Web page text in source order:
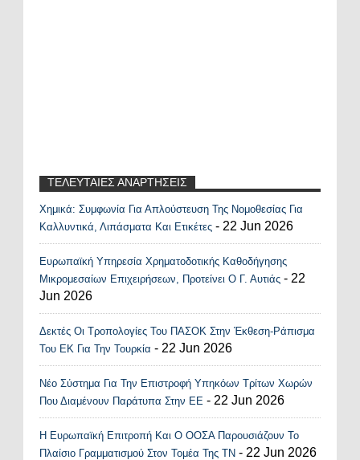
ΤΕΛΕΥΤΑΙΕΣ ΑΝΑΡΤΗΣΕΙΣ
Recent Posts Widget
Χημικά: Συμφωνία Για Απλούστευση Της Νομοθεσίας Για
Καλλυντικά, Λιπάσματα Και Ετικέτες - 22 Jun 2026
Ευρωπαϊκή Υπηρεσία Χρηματοδοτικής Καθοδήγησης
Μικρομεσαίων Επιχειρήσεων, Προτείνει Ο Γ. Αυτιάς - 22
Jun 2026
Δεκτές Οι Τροπολογίες Του ΠΑΣΟΚ Στην Έκθεση-Ράπισμα
Του ΕΚ Για Την Τουρκία - 22 Jun 2026
Νέο Σύστημα Για Την Επιστροφή Υπηκόων Τρίτων Χωρών
Που Διαμένουν Παράτυπα Στην ΕΕ - 22 Jun 2026
Η Ευρωπαϊκή Επιτροπή Και Ο ΟΟΣΑ Παρουσιάζουν Το
Πλαίσιο Γραμματισμού Στον Τομέα Της ΤΝ - 22 Jun 2026